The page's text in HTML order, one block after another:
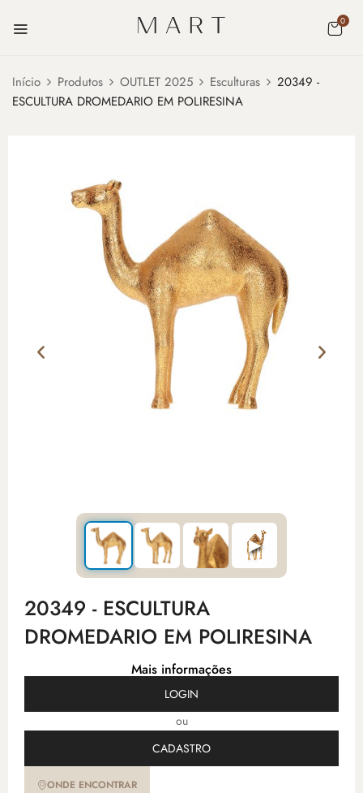
0
Início Produtos OUTLET 2025 Esculturas
20349 -
ESCULTURA DROMEDARIO EM POLIRESINA
▶
20349 - ESCULTURA
DROMEDARIO EM POLIRESINA
Mais informações
LOGIN
ou
CADASTRO
ONDE ENCONTRAR